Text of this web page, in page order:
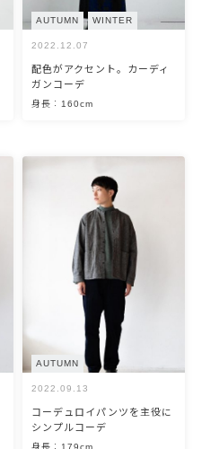
AUTUMN WINTER
2022.12.07
配色がアクセント。カーディ
ガンコーデ
身長：160cm
AUTUMN
2022.09.13
コーデュロイパンツを主役に
シンプルコーデ
身長：179cm